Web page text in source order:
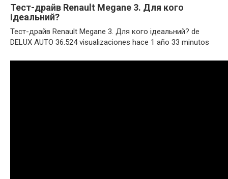
Тест-драйв Renault Megane 3. Для кого
ідеальний?
Тест-драйв Renault Megane 3. Для кого ідеальний? de
DELUX AUTO 36.524 visualizaciones hace 1 año 33 minutos